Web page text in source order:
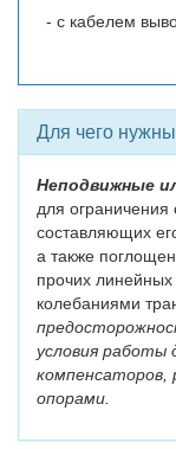
- с кабелем
Для чего
Неподвижные
для
составляющих
а также
прочих
колебаниями
условия работы
компенсаторов,
опорами.